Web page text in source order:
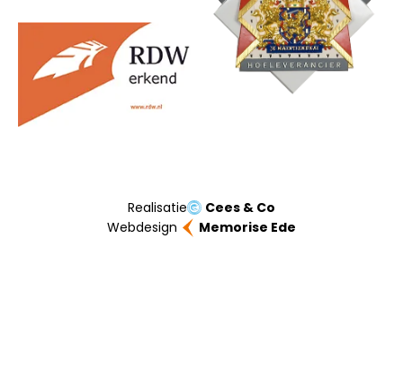
Realisatie
Cees & Co
Webdesign
Memorise Ede